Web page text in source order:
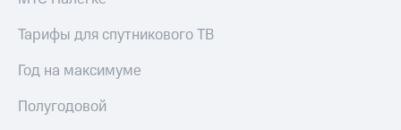
аудит
акций
Описание
приобретения
Тарифы для спутникового ТВ
Год на максимуме
Полугодовой